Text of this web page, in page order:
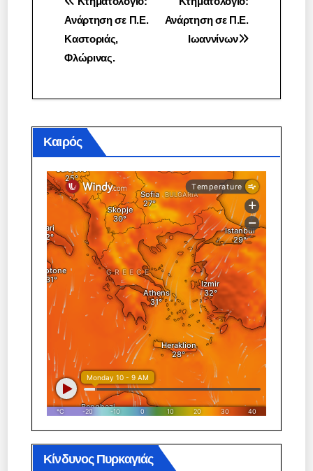
άρθρων
Ανάρτηση σε Π.Ε.
Ιωαννίνων
Ανάρτηση σε Π.Ε.
Καστοριάς,
Φλώρινας.
Καιρός
Κίνδυνος Πυρκαγιάς